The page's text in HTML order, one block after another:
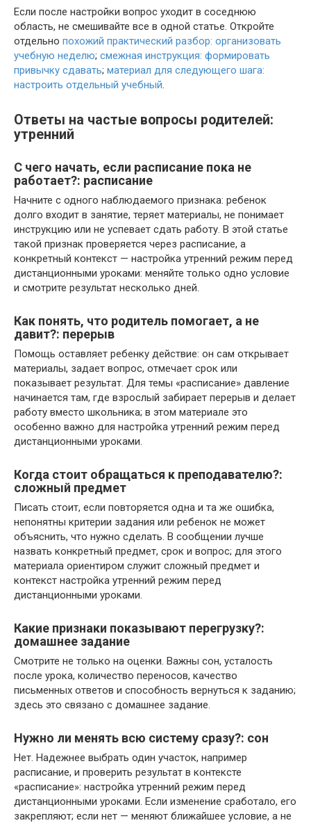
Если после настройки вопрос уходит в соседнюю
область, не смешивайте все в одной статье. Откройте
отдельно похожий практический разбор: организовать
учебную неделю; смежная инструкция: формировать
привычку сдавать; материал для следующего шага:
настроить отдельный учебный.
Ответы на частые вопросы родителей:
утренний
С чего начать, если расписание пока не
работает?: расписание
Начните с одного наблюдаемого признака: ребенок
долго входит в занятие, теряет материалы, не понимает
инструкцию или не успевает сдать работу. В этой статье
такой признак проверяется через расписание, а
конкретный контекст — настройка утренний режим перед
дистанционными уроками: меняйте только одно условие
и смотрите результат несколько дней.
Как понять, что родитель помогает, а не
давит?: перерыв
Помощь оставляет ребенку действие: он сам открывает
материалы, задает вопрос, отмечает срок или
показывает результат. Для темы «расписание» давление
начинается там, где взрослый забирает перерыв и делает
работу вместо школьника; в этом материале это
особенно важно для настройка утренний режим перед
дистанционными уроками.
Когда стоит обращаться к преподавателю?:
сложный предмет
Писать стоит, если повторяется одна и та же ошибка,
непонятны критерии задания или ребенок не может
объяснить, что нужно сделать. В сообщении лучше
назвать конкретный предмет, срок и вопрос; для этого
материала ориентиром служит сложный предмет и
контекст настройка утренний режим перед
дистанционными уроками.
Какие признаки показывают перегрузку?:
домашнее задание
Смотрите не только на оценки. Важны сон, усталость
после урока, количество переносов, качество
письменных ответов и способность вернуться к заданию;
здесь это связано с домашнее задание.
Нужно ли менять всю систему сразу?: сон
Нет. Надежнее выбрать один участок, например
расписание, и проверить результат в контексте
«расписание»: настройка утренний режим перед
дистанционными уроками. Если изменение сработало, его
закрепляют; если нет — меняют ближайшее условие, а не